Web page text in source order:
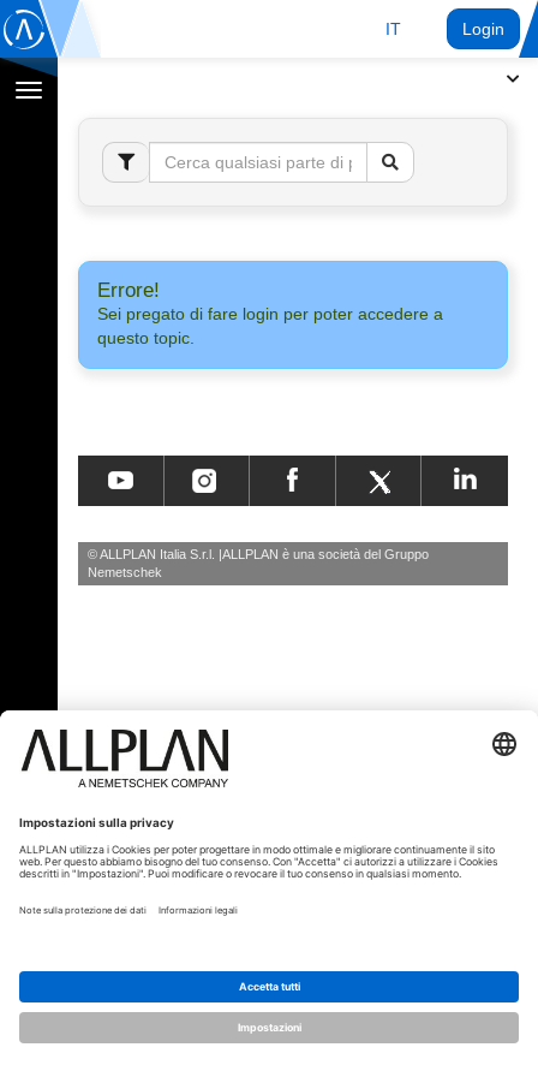
IT Login
Toggle
navigation
Errore!
Sei pregato di fare login per poter accedere a
questo topic.
© ALLPLAN Italia S.r.l. ALLPLAN è una società del Gruppo
Nemetschek